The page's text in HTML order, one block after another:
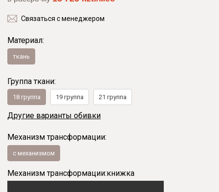
Связаться с менеджером
Материал:
ткань
Группа ткани:
18 группа 19 группа 21 группа
Другие варианты обивки
Механизм трансформации:
с механизмом
Механизм трансформации:книжка